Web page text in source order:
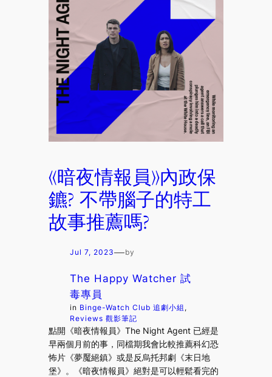
《暗夜情報員》內政保
鑣? 不帶腦子的特工
故事推薦嗎?
Jul 7, 2023—by
The Happy Watcher 試
毒專員
in Binge-Watch Club 追劇小組
Reviews 觀影筆記
點開《暗夜情報員》The Night Agent 已經是
早兩個月前的事，同檔期我會比較推薦科幻恐
怖片《夢魘絕鎮》或是反烏托邦劇《末日地
堡》。《暗夜情報員》絕對是可以輕鬆看完的